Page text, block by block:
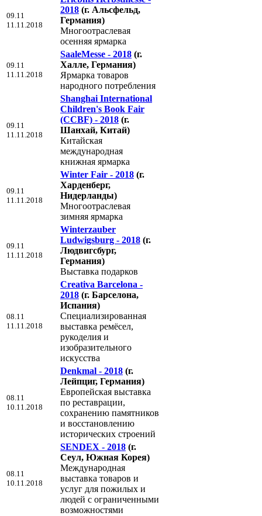
09.11
11.11.2018
2018 (г. Альсфельд,
Германия)
Многоотраслевая
осенняя ярмарка
09.11
11.11.2018
SaaleMesse - 2018 (г.
Халле, Германия)
Ярмарка товаров
народного потребления
09.11
11.11.2018
Shanghai International
Children's Book Fair
(CCBF) - 2018 (г.
Шанхай, Китай)
Китайская
международная
книжная ярмарка
09.11
11.11.2018
Winter Fair - 2018 (г.
Харденберг,
Нидерланды)
Многоотраслевая
зимняя ярмарка
09.11
11.11.2018
Winterzauber
Ludwigsburg - 2018 (г.
Людвигсбург,
Германия)
Выставка подарков
08.11
11.11.2018
Creativa Barcelona -
2018 (г. Барселона,
Испания)
Специализированная
выставка ремёсел,
рукоделия и
изобразительного
искусства
08.11
10.11.2018
Denkmal - 2018 (г.
Лейпциг, Германия)
Европейская выставка
по реставрации,
сохранению памятников
и восстановлению
исторических строений
08.11
10.11.2018
SENDEX - 2018 (г.
Сеул, Южная Корея)
Международная
выставка товаров и
услуг для пожилых и
людей с ограниченными
возможностями